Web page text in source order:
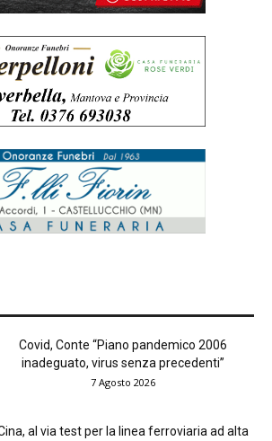
Covid, Conte “Piano pandemico 2006
inadeguato, virus senza precedenti”
7 Agosto 2026
al via test per la linea ferroviaria ad alta